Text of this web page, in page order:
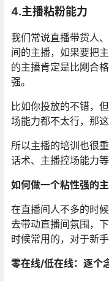
4.主播粘粉能力
我们常说直播带货人
间的主播，如果要把
的主播肯定是比刚合
强。
比如你投放的不错，
场能力都不太行，那
所以主播的培训也很
话术、主播控场能力等
如何做一个粘性强的主
在直播间人不多的时
去带动直播间氛围，
时候常用的，对于新
零在线/低在线：逐个